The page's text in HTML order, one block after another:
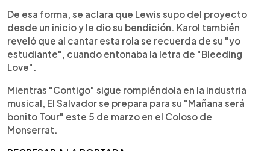
De esa forma, se aclara que Lewis supo del proyecto
desde un inicio y le dio su bendición. Karol también
reveló que al cantar esta rola se recuerda de su "yo
estudiante", cuando entonaba la letra de "Bleeding
Love".
Mientras "Contigo" sigue rompiéndola en la industria
musical, El Salvador se prepara para su "Mañana será
bonito Tour" este 5 de marzo en el Coloso de
Monserrat.